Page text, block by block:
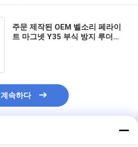
주문 제작된 OEM 벨소리 페라이
트 마그넷 Y35 부식 방지 루더스
계속하다